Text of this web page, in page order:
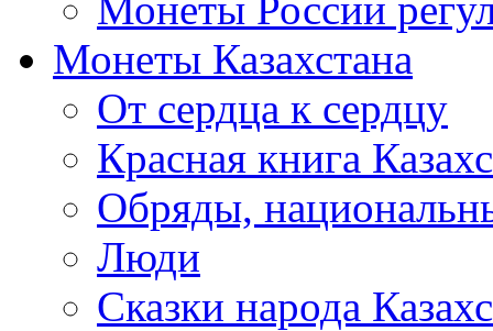
Монеты Казахстана
От сердца к сердцу
Красная книга
Обряды,
Люди
Сказки народа